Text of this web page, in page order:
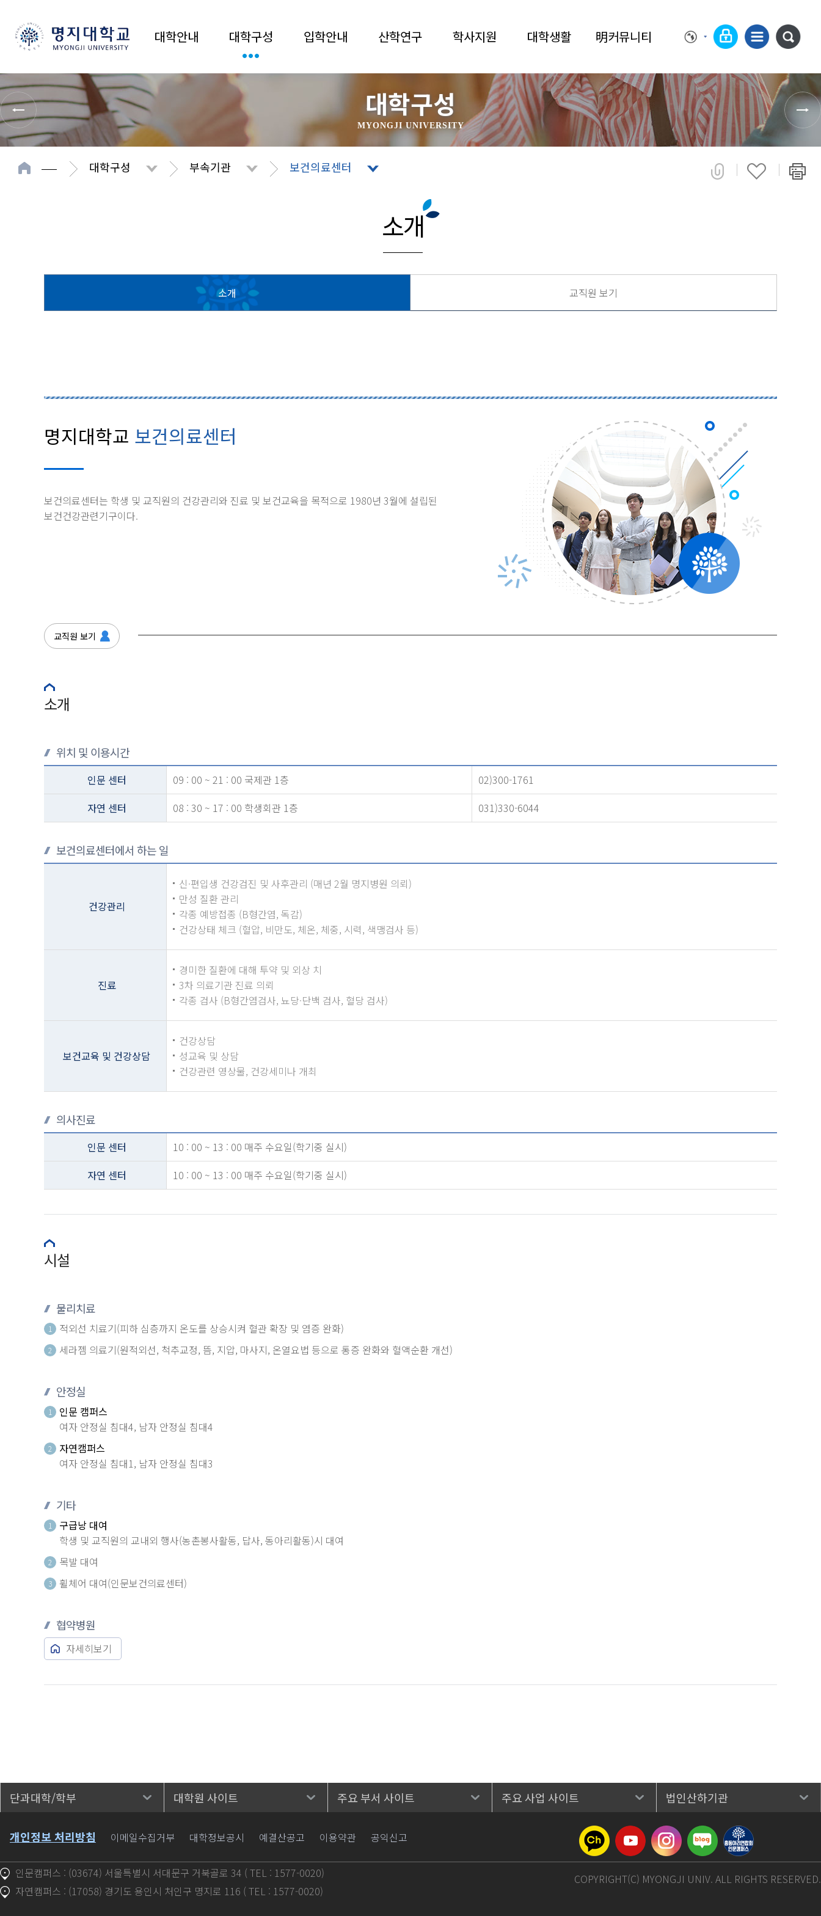
대학안내 대학구성 입학안내 산학연구 학사지원 대학생활 明커뮤니티
대학구성
MYONGJI UNIVERSITY
대학구성 부속기관 보건의료센터
소개
소개 교직원 보기
명지대학교 보건의료센터
보건의료센터는 학생 및 교직원의 건강관리와 진료 및 보건교육을 목적으로 1980년 3월에 설립된
보건건강관련기구이다.
교직원 보기
소개
위치 및 이용시간
인문 센터 09 : 00 ~ 21 : 00 국제관 1층
02)300-1761
자연 센터
08 : 30 ~ 17 : 00 학생회관 1층 031)330-6044
보건의료센터에서 하는 일
건강관리
신·편입생 건강검진 및 사후관리 (매년 2월 명지병원 의뢰)
만성 질환 관리
각종 예방접종 (B형간염, 독감)
건강상태 체크 (혈압, 비만도, 체온, 체중, 시력, 색맹검사 등)
진료
경미한 질환에 대해 투약 및 외상 치
3차 의료기관 진료 의뢰
각종 검사 (B형간염검사, 뇨당·단백 검사, 혈당 검사)
보건교육 및 건강상담
건강상담
성교육 및 상담
건강관련 영상물, 건강세미나 개최
의사진료
인문 센터
10 : 00 ~ 13 : 00 매주 수요일(학기중 실시)
자연 센터
10 : 00 ~ 13 : 00 매주 수요일(학기중 실시)
시설
물리치료
1 적외선 치료기(피하 심층까지 온도를 상승시켜 혈관 확장 및 염증 완화)
2 세라젬 의료기(원적외선, 척추교정, 뜸, 지압, 마사지, 온열요법 등으로 통증 완화와 혈액순환 개선)
안정실
1
인문 캠퍼스
여자 안정실 침대4, 남자 안정실 침대4
2
자연캠퍼스
여자 안정실 침대1, 남자 안정실 침대3
기타
1
구급낭 대여
학생 및 교직원의 교내외 행사(농촌봉사활동, 답사, 동아리활동)시 대여
2 목발 대여
3 휠체어 대여(인문보건의료센터)
협약병원
자세히보기
단과대학/학부 대학원 사이트 주요 부서 사이트 주요 사업 사이트 법인산하기관
개인정보 처리방침 이메일수집거부 대학정보공시 예결산공고 이용약관 공익신고
인문캠퍼스 : (03674) 서울특별시 서대문구 거북골로 34 ( TEL : 1577-0020)
자연캠퍼스 : (17058) 경기도 용인시 처인구 명지로 116 ( TEL : 1577-0020)
COPYRIGHT(C) MYONGJI UNIV. ALL RIGHTS RESERVED.